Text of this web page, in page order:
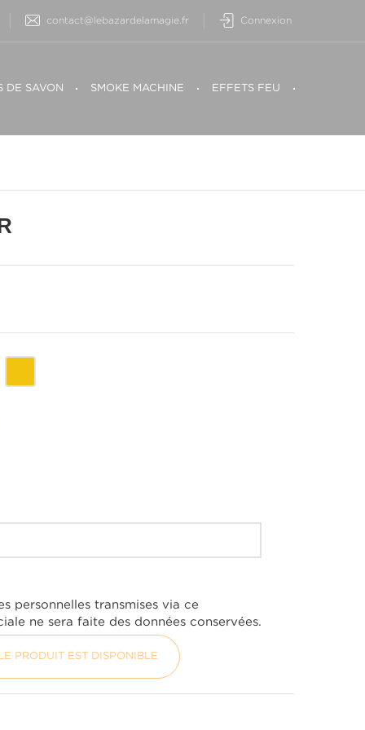
contact@lebazardelamagie.fr Connexion
DE SAVON SMOKE MACHINE EFFETS FEU
personnelles transmises via ce
ne sera faite des données conservées.
PRODUIT EST DISPONIBLE